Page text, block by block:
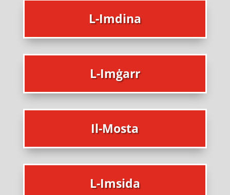
L-Imdina
L-Imġarr
Il-Mosta
L-Imsida